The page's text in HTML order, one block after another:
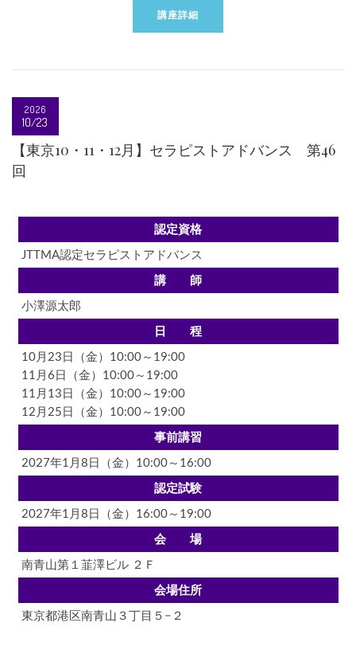
講座詳細
2026
10/23
【東京10・11・12月】セラピストアドバンス 第46
回
認定資格
JTTMA認定セラピストアドバンス
講 師
小澤源太郎
日 程
10月23日（金）10:00～19:00
11月6日（金）10:00～19:00
11月13日（金）10:00～19:00
12月25日（金）10:00～19:00
事前講習
2027年1月8日（金）10:00～16:00
認定試験
2027年1月8日（金）16:00～19:00
会 場
南青山第１韮澤ビル ２Ｆ
会場住所
東京都港区南青山３丁目５−２